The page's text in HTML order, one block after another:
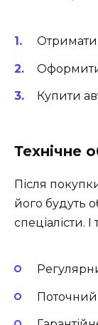
Отримати
Купити
Технічне
Після
його будуть
спеціалісти.
Поточний